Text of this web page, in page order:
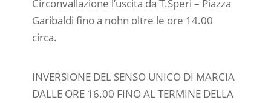
Circonvallazione l’uscita da T.Speri – Piazza
Garibaldi fino a nohn oltre le ore 14.00
circa.
INVERSIONE DEL SENSO UNICO DI MARCIA
DALLE ORE 16.00 FINO AL TERMINE DELLA